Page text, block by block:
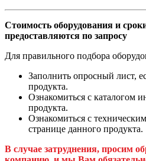
Стоимость оборудования и
предоставляются по запросу
Для правильного подбора
Заполнить опросный лист,
продукта.
Ознакомиться с каталогом
продукта.
Ознакомиться с
странице данного продукта.
В случае затруднения, просим